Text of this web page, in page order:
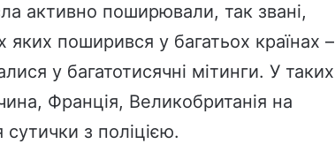
активно поширювали, так звані,
поширився у багатьох країнах –
у багатотисячні мітинги. У таких
Франція, Великобританія на
сутички з поліцією.